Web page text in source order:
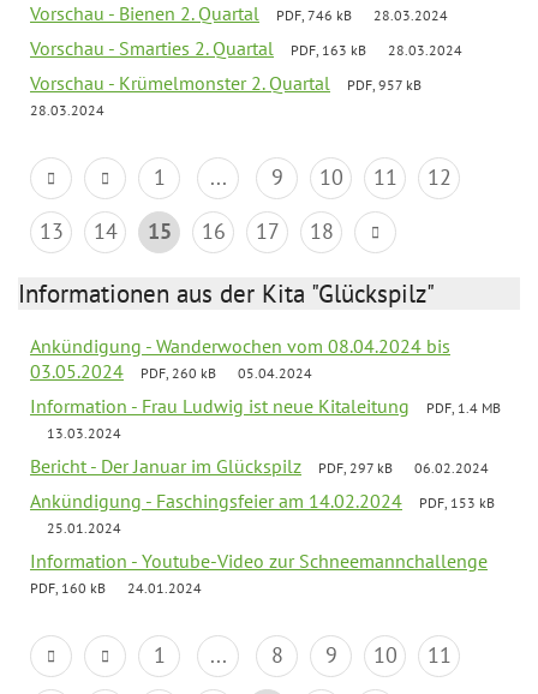
Vorschau - Bienen 2. Quartal PDF, 746 kB 28.03.2024
Vorschau - Smarties 2. Quartal PDF, 163 kB 28.03.2024
Vorschau - Krümelmonster 2. Quartal
PDF, 957 kB
28.03.2024
1 ... 9 10 11
12
13
14 15 16 17 18
Informationen aus der Kita "Glückspilz"
Ankündigung - Wanderwochen vom 08.04.2024 bis
03.05.2024
PDF, 260 kB 05.04.2024
Information - Frau Ludwig ist neue Kitaleitung
PDF, 1.4 MB
13.03.2024
Bericht - Der Januar im Glückspilz PDF, 297 kB 06.02.2024
Ankündigung - Faschingsfeier am 14.02.2024
PDF, 153 kB
25.01.2024
Information - Youtube-Video zur Schneemannchallenge
PDF, 160 kB 24.01.2024
1 ... 8 9 10
11